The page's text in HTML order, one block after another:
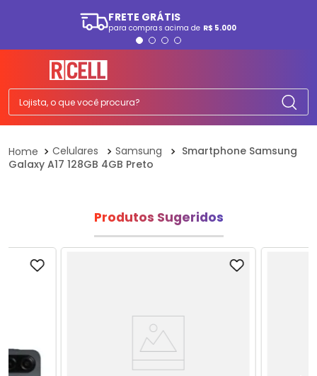
FRETE GRÁTIS
para compras acima de R$ 5.000
Lojista, o que você procura?
Celulares Samsung
Smartphone Samsung
Galaxy A17 128GB 4GB Preto
Produtos Sugeridos
TERMOS MAIS BUSCADOS
smartphone
2º
ps5
3º
tv
5º
fone
ps4